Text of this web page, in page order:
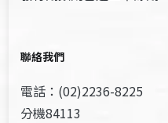
聯絡我們
電話：(02)2236-8225
分機84113